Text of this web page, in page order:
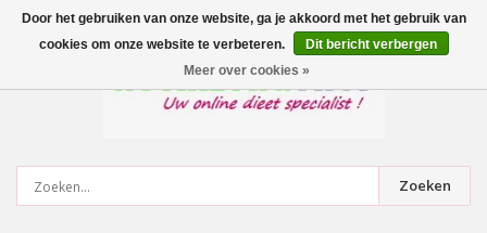
0artikelen
Zoeken
Door het gebruiken van onze website, ga je akkoord met het gebruik van
cookies om onze website te verbeteren.
Dit bericht verbergen
Meer over cookies »